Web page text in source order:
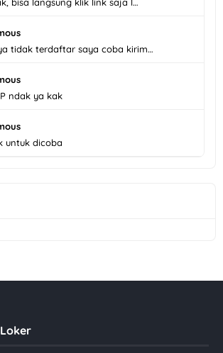
tidak terdaftar saya coba kirim…
ndak ya kak
untuk dicoba